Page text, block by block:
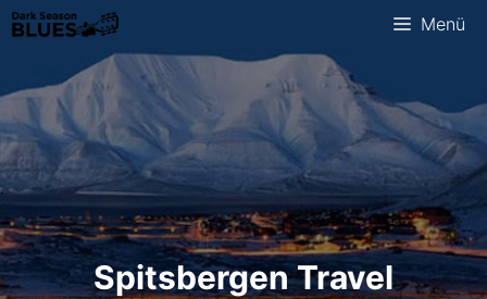
Zum
Inhalt
springen
Menü
Spitsbergen Travel